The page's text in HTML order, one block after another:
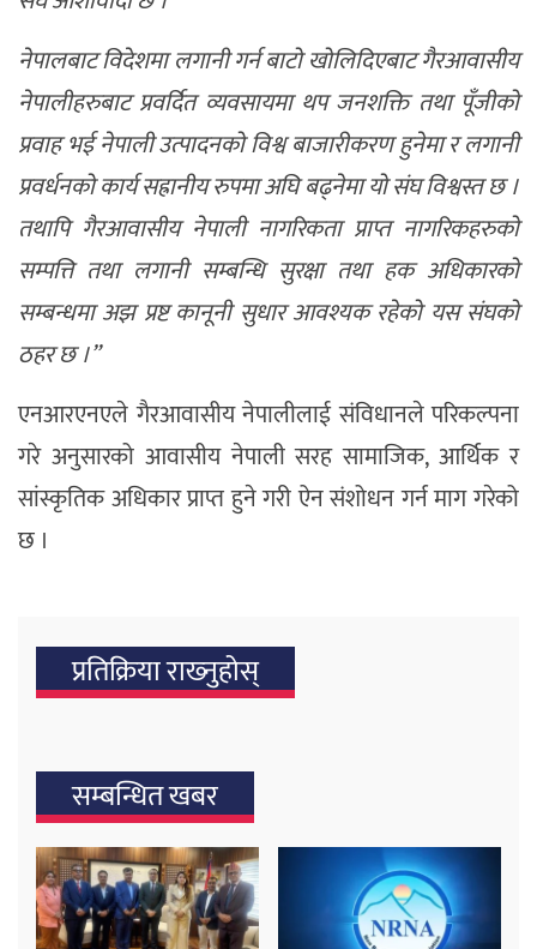
नेपालबाट विदेशमा लगानी गर्न बाटो खोलिदिएबाट गैरआवासीय
नेपालीहरुबाट प्रवर्दित व्यवसायमा थप जनशक्ति तथा पूँजीको
प्रवाह भई नेपाली उत्पादनको विश्व बाजारीकरण हुनेमा र लगानी
प्रवर्धनको कार्य सह्रानीय रुपमा अघि बढ्नेमा यो संघ विश्वस्त छ ।
तथापि गैरआवासीय नेपाली नागरिकता प्राप्त नागरिकहरुको
सम्पत्ति तथा लगानी सम्बन्धि सुरक्षा तथा हक अधिकारको
सम्बन्धमा अझ प्रष्ट कानूनी सुधार आवश्यक रहेको यस संघको
ठहर छ ।”
एनआरएनएले गैरआवासीय नेपालीलाई संविधानले परिकल्पना
गरे अनुसारको आवासीय नेपाली सरह सामाजिक, आर्थिक र
सांस्कृतिक अधिकार प्राप्त हुने गरी ऐन संशोधन गर्न माग गरेको
छ ।
प्रतिक्रिया राख्‍नुहोस्
सम्बन्धित खबर